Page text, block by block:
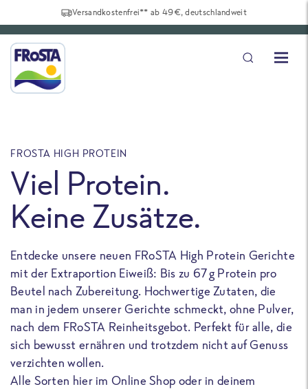
Versandkostenfrei** ab 49€, deutschlandweit
FROSTA HIGH PROTEIN
Viel Protein.
Keine Zusätze.
Entdecke unsere neuen FRoSTA High Protein Gerichte
mit der Extraportion Eiweiß: Bis zu 67 g Protein pro
Beutel nach Zubereitung. Hochwertige Zutaten, die
man in jedem unserer Gerichte schmeckt, ohne Pulver,
nach dem FRoSTA Reinheitsgebot. Perfekt für alle, die
sich bewusst ernähren und trotzdem nicht auf Genuss
verzichten wollen.
Alle Sorten hier im Online Shop oder in deinem